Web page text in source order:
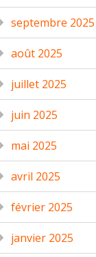
septembre 2025
août 2025
juillet 2025
juin 2025
mai 2025
avril 2025
février 2025
janvier 2025